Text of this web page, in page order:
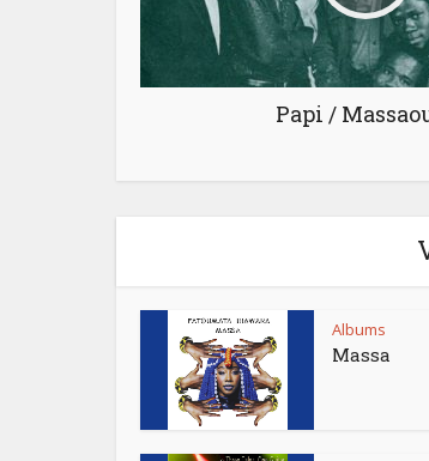
Papi /
Albums
Massa